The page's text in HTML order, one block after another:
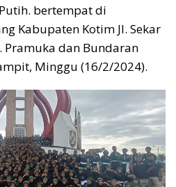
bertempat di
Kabupaten Kotim Jl. Sekar
Pramuka dan Bundaran
Minggu (16/2/2024).